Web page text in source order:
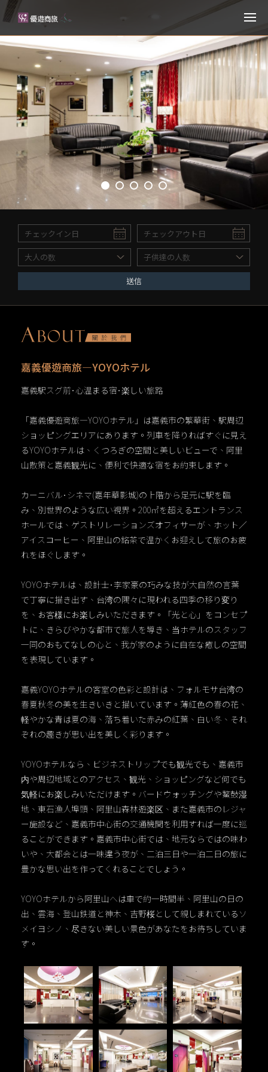
送信
嘉義優遊商旅―YOYOホテル
嘉義駅スグ前･心温まる宿･楽しい旅路
「嘉義優遊商旅―YOYOホテル」は嘉義市の繁華街、駅周辺
ショッピングエリアにあります。列車を降りればすぐに見え
るYOYOホテルは、くつろぎの空間と美しいビューで、阿里
山散策と嘉義観光に、便利で快適な宿をお約束します。
カーニバル･シネマ(嘉年華影城)の上階から足元に駅を臨
み、別世界のような広い視界。200㎡を超えるエントランス
ホールでは、ゲストリレーションズオフィサーが、ホット／
アイスコーヒー、阿里山の銘茶で温かくお迎えして旅のお疲
れをほぐします。
YOYOホテルは、設計士･李家豪の巧みな技が大自然の言葉
で丁寧に描き出す、台湾の隅々に現われる四季の移り変り
を、お客様にお楽しみいただきます。「光と心」をコンセプ
トに、きらびやかな都市で旅人を導き、当ホテルのスタッフ
一同のおもてなしの心と、我が家のように自在な癒しの空間
を表現しています。
嘉義YOYOホテルの客室の色彩と設計は、フォルモサ台湾の
春夏秋冬の美を生きいきと描いています。薄紅色の春の花、
軽やかな青は夏の海、落ち着いた赤みの紅葉、白い冬、それ
ぞれの趣きが思い出を美しく彩ります。
YOYOホテルなら、ビジネストリップでも観光でも、嘉義市
内や周辺地域とのアクセス、観光、ショッピングなど何でも
気軽にお楽しみいただけます。バードウォッチングや鰲鼓湿
地、東石漁人埠頭、阿里山森林遊楽区、また嘉義市のレジャ
ー施設など、嘉義市中心街の交通機関を利用すれば一度に巡
ることができます。嘉義市中心街では、地元ならではの味わ
いや、大都会とは一味違う夜が、二泊三日や一泊二日の旅に
豊かな思い出を作ってくれることでしょう。
YOYOホテルから阿里山へは車で約一時間半、阿里山の日の
出、雲海、登山鉄道と神木、吉野桜として親しまれているソ
メイヨシノ、尽きない美しい景色があなたをお待ちしていま
す。